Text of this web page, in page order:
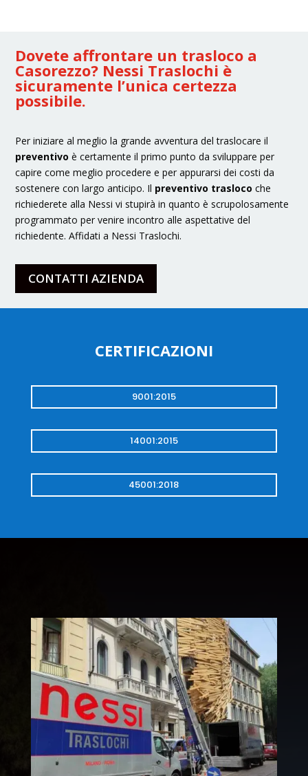
Dovete affrontare un trasloco a
Casorezzo? Nessi Traslochi è
sicuramente l’unica certezza
possibile.
Per iniziare al meglio la grande avventura del traslocare il
preventivo è certamente il primo punto da sviluppare per
capire come meglio procedere e per appurarsi dei costi da
sostenere con largo anticipo. Il preventivo trasloco che
richiederete alla Nessi vi stupirà in quanto è scrupolosamente
programmato per venire incontro alle aspettative del
richiedente. Affidati a Nessi Traslochi.
CONTATTI AZIENDA
CERTIFICAZIONI
9001:2015
14001:2015
45001:2018